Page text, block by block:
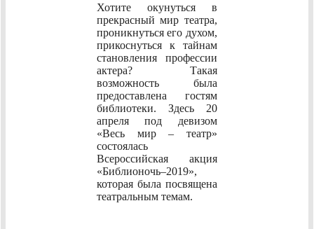
Хотите окунуться в
прекрасный мир театра,
проникнуться его духом,
прикоснуться к тайнам
становления профессии
актера? Такая
возможность была
предоставлена гостям
библиотеки. Здесь 20
апреля под девизом
«Весь мир – театр»
состоялась
Всероссийская акция
«Библионочь–2019»,
которая была посвящена
театральным темам.